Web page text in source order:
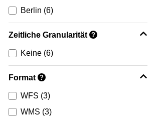
Berlin (6)
Zeitliche Granularität ?
Keine (6)
Format ?
WFS (3)
WMS (3)